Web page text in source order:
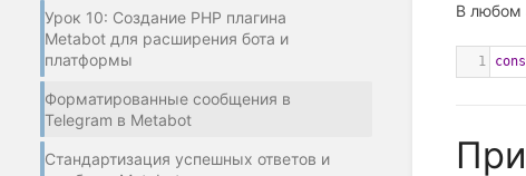
Урок 10: Создание PHP плагина
Metabot для расширения бота и
платформы
Форматированные сообщения в
Telegram в Metabot
Стандартизация успешных ответов и
В любом
1